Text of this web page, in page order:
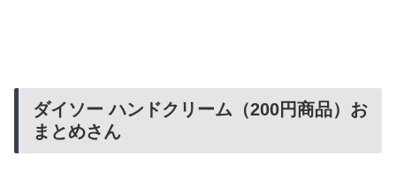
ダイソー ハンドクリーム（200円商品）お
まとめさん